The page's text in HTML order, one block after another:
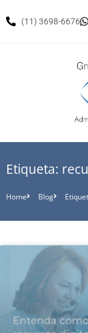
(11) 3698-6676
Etiqueta:
Home Blog